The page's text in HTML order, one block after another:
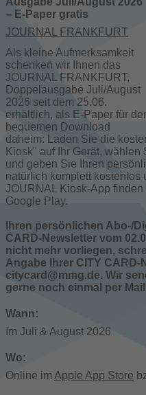
– E-Paper gratis
JOURNAL FRANKFURT
Als kleine Aufmerksamkeit
schenken wir Ihnen das
JOURNAL FRANKFURT,
Doppelausgabe Juli/August
2026 seit dem 25.06.
erhältlich, als E-Paper für
bequemen Download
daheim: Laden Sie die
Kiosk" auf Ihr Gerät,
und geben Sie Ihren
natürlich komplett kostenlos
JOURNAL Kiosk-App
Google Play.
Ihren persönlichen Abo-/
CARD-Newsletter vom
nicht mehr vorliegen,
Angabe Ihrer CITY CARD-
citycard@mmg.de. Wir
gerne noch einmal per
Wann:
Im Juli & August 2026
Wo:
Online im Apple App Store